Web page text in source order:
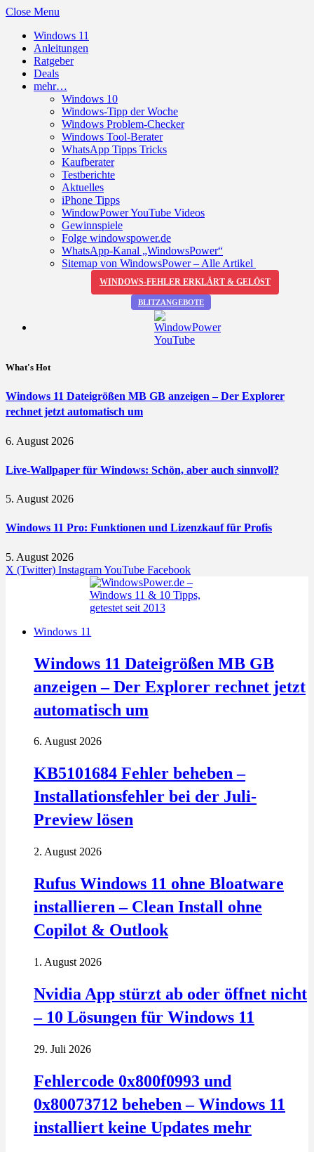
Close Menu
Windows 11
Anleitungen
Ratgeber
Deals
mehr…
Windows 10
Windows-Tipp der Woche
Windows Problem-Checker
Windows Tool-Berater
WhatsApp Tipps Tricks
Kaufberater
Testberichte
Aktuelles
iPhone Tipps
WindowPower YouTube Videos
Gewinnspiele
Folge windowspower.de
WhatsApp-Kanal „WindowsPower“
Sitemap von WindowsPower – Alle Artikel
WINDOWS-FEHLER ERKLÄRT & GELÖST
BLITZANGEBOTE
What's Hot
Windows 11 Dateigrößen MB GB anzeigen – Der Explorer
rechnet jetzt automatisch um
6. August 2026
Live-Wallpaper für Windows: Schön, aber auch sinnvoll?
5. August 2026
Windows 11 Pro: Funktionen und Lizenzkauf für Profis
5. August 2026
X (Twitter) InstagramYouTube Facebook
Windows 11
Windows 11 Dateigrößen MB GB
anzeigen – Der Explorer rechnet jetzt
automatisch um
6. August 2026
KB5101684 Fehler beheben –
Installationsfehler bei der Juli-
Preview lösen
2. August 2026
Rufus Windows 11 ohne Bloatware
installieren – Clean Install ohne
Copilot & Outlook
1. August 2026
Nvidia App stürzt ab oder öffnet nicht
– 10 Lösungen für Windows 11
29. Juli 2026
Fehlercode 0x800f0993 und
0x80073712 beheben – Windows 11
installiert keine Updates mehr